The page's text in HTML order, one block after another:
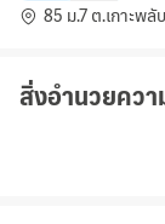
85 ม.7 ต.เกาะพลั
สิ่งอำนวยควา